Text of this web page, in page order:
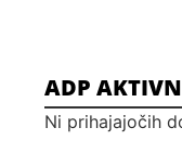
ADP
Ni prihajajočih